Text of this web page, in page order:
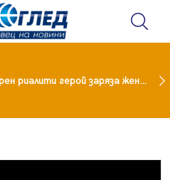
Популярен риалити герой заряза жена си заради друга